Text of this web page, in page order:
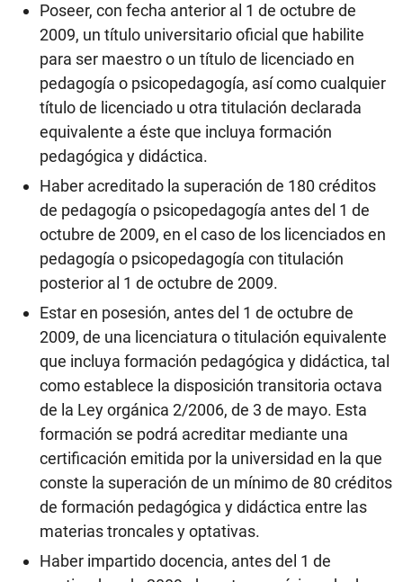
Poseer, con fecha anterior al 1 de octubre de
2009, un título universitario oficial que habilite
para ser maestro o un título de licenciado en
pedagogía o psicopedagogía, así como cualquier
título de licenciado u otra titulación declarada
equivalente a éste que incluya formación
pedagógica y didáctica.
Haber acreditado la superación de 180 créditos
de pedagogía o psicopedagogía antes del 1 de
octubre de 2009, en el caso de los licenciados en
pedagogía o psicopedagogía con titulación
posterior al 1 de octubre de 2009.
Estar en posesión, antes del 1 de octubre de
2009, de una licenciatura o titulación equivalente
que incluya formación pedagógica y didáctica, tal
como establece la disposición transitoria octava
de la Ley orgánica 2/2006, de 3 de mayo. Esta
formación se podrá acreditar mediante una
certificación emitida por la universidad en la que
conste la superación de un mínimo de 80 créditos
de formación pedagógica y didáctica entre las
materias troncales y optativas.
Haber impartido docencia, antes del 1 de